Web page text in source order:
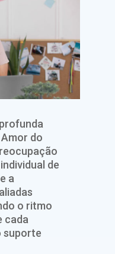
do
de
a
o ritmo
cada
suporte